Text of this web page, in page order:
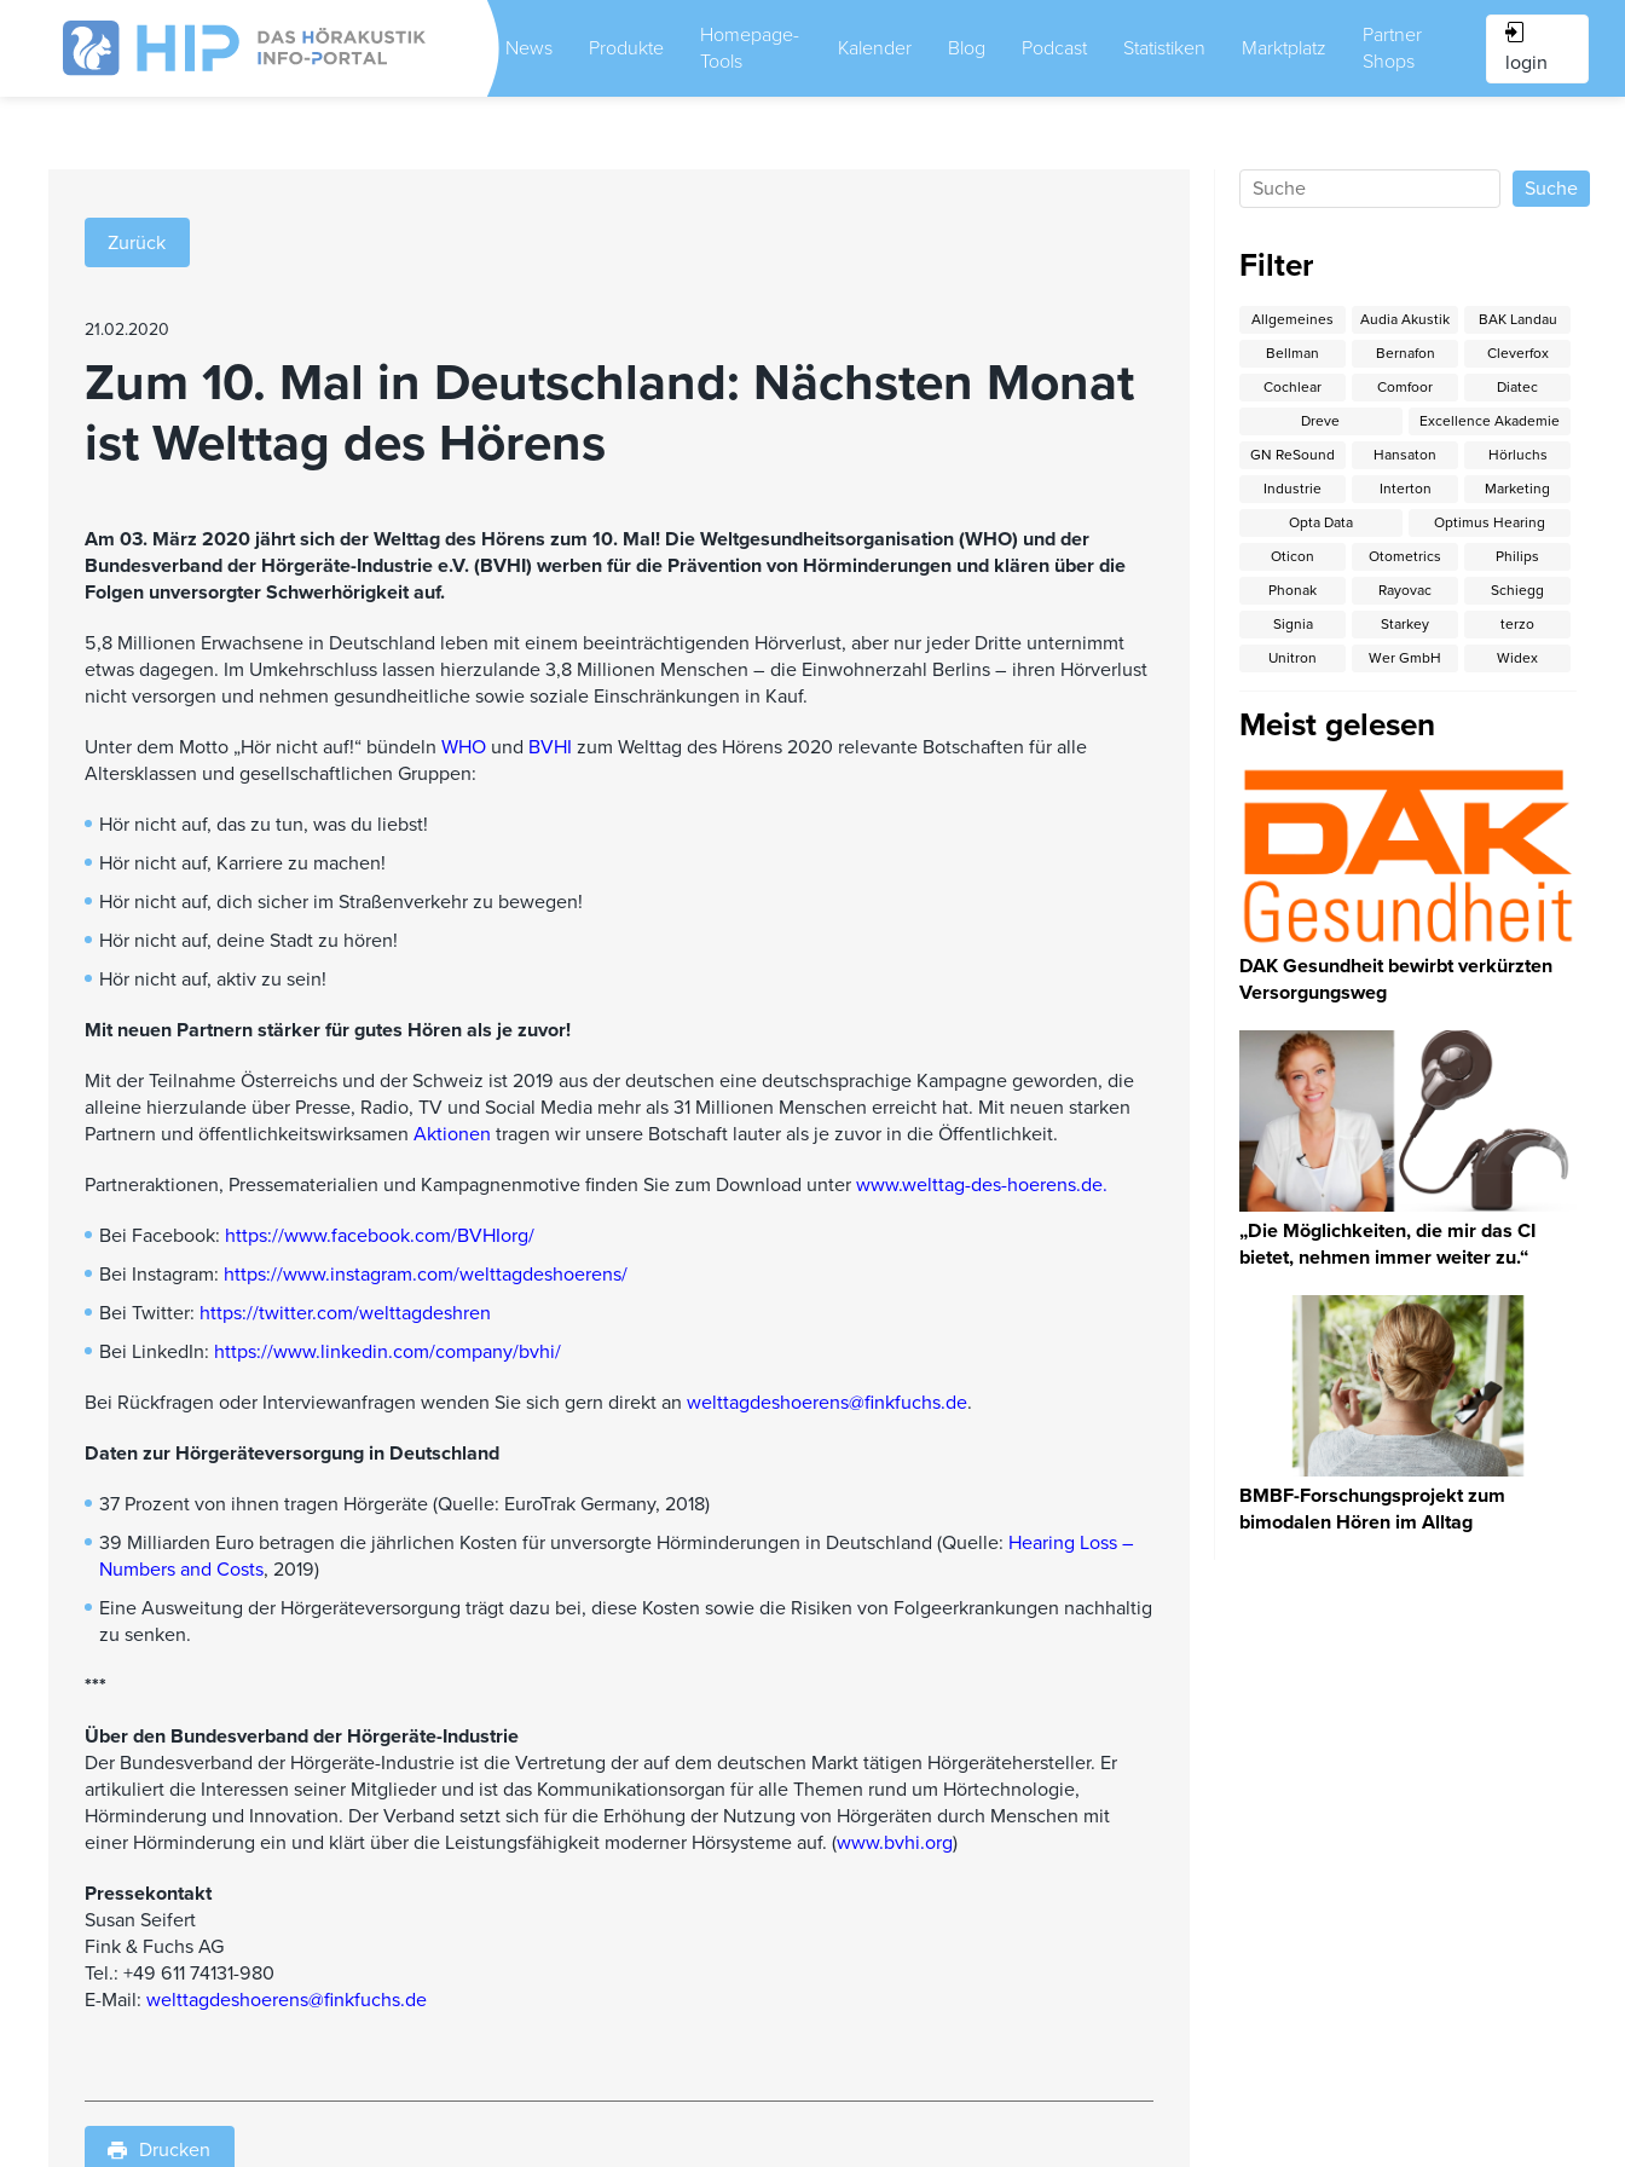
News Produkte
Homepage-
Tools
Kalender Blog Podcast Statistiken Marktplatz
Partner
Shops
login
Zurück
21.02.2020
Zum 10. Mal in Deutschland: Nächsten Monat
ist Welttag des Hörens
Am 03. März 2020 jährt sich der Welttag des Hörens zum 10. Mal! Die Weltgesundheitsorganisation (WHO) und der
Bundesverband der Hörgeräte-Industrie e.V. (BVHI) werben für die Prävention von Hörminderungen und klären über die
Folgen unversorgter Schwerhörigkeit auf.
5,8 Millionen Erwachsene in Deutschland leben mit einem beeinträchtigenden Hörverlust, aber nur jeder Dritte unternimmt
etwas dagegen. Im Umkehrschluss lassen hierzulande 3,8 Millionen Menschen – die Einwohnerzahl Berlins – ihren Hörverlust
nicht versorgen und nehmen gesundheitliche sowie soziale Einschränkungen in Kauf.
Unter dem Motto „Hör nicht auf!“ bündeln WHO und BVHI zum Welttag des Hörens 2020 relevante Botschaften für alle
Altersklassen und gesellschaftlichen Gruppen:
Hör nicht auf, das zu tun, was du liebst!
Hör nicht auf, Karriere zu machen!
Hör nicht auf, dich sicher im Straßenverkehr zu bewegen!
Hör nicht auf, deine Stadt zu hören!
Hör nicht auf, aktiv zu sein!
Mit neuen Partnern stärker für gutes Hören als je zuvor!
Mit der Teilnahme Österreichs und der Schweiz ist 2019 aus der deutschen eine deutschsprachige Kampagne geworden, die
alleine hierzulande über Presse, Radio, TV und Social Media mehr als 31 Millionen Menschen erreicht hat. Mit neuen starken
Partnern und öffentlichkeitswirksamen Aktionen tragen wir unsere Botschaft lauter als je zuvor in die Öffentlichkeit.
Partneraktionen, Pressematerialien und Kampagnenmotive finden Sie zum Download unter www.welttag-des-hoerens.de.
Bei Facebook: https://www.facebook.com/BVHIorg/
Bei Instagram: https://www.instagram.com/welttagdeshoerens/
Bei Twitter: https://twitter.com/welttagdeshren
Bei LinkedIn: https://www.linkedin.com/company/bvhi/
Bei Rückfragen oder Interviewanfragen wenden Sie sich gern direkt an welttagdeshoerens@finkfuchs.de.
Daten zur Hörgeräteversorgung in Deutschland
37 Prozent von ihnen tragen Hörgeräte (Quelle: EuroTrak Germany, 2018)
39 Milliarden Euro betragen die jährlichen Kosten für unversorgte Hörminderungen in Deutschland (Quelle: Hearing Loss –
Numbers and Costs, 2019)
Eine Ausweitung der Hörgeräteversorgung trägt dazu bei, diese Kosten sowie die Risiken von Folgeerkrankungen nachhaltig
zu senken.
***
Über den Bundesverband der Hörgeräte-Industrie
Der Bundesverband der Hörgeräte-Industrie ist die Vertretung der auf dem deutschen Markt tätigen Hörgerätehersteller. Er
artikuliert die Interessen seiner Mitglieder und ist das Kommunikationsorgan für alle Themen rund um Hörtechnologie,
Hörminderung und Innovation. Der Verband setzt sich für die Erhöhung der Nutzung von Hörgeräten durch Menschen mit
einer Hörminderung ein und klärt über die Leistungsfähigkeit moderner Hörsysteme auf. (www.bvhi.org)
Pressekontakt
Susan Seifert
Fink & Fuchs AG
Tel.: +49 611 74131-980
E-Mail: welttagdeshoerens@finkfuchs.de
Drucken
Filter
Allgemeines Audia Akustik
BAK Landau
Bellman
Bernafon
Cleverfox
Cochlear
Comfoor
Diatec
Dreve
Excellence Akademie
GN ReSound
Hansaton
Hörluchs
Industrie
Interton
Marketing
Opta Data
Optimus Hearing
Oticon
Otometrics
Philips
Phonak
Rayovac
Schiegg
Signia
Starkey
terzo
Unitron
Wer GmbH Widex
Meist gelesen
DAK Gesundheit bewirbt verkürzten
Versorgungsweg
„Die Möglichkeiten, die mir das CI
bietet, nehmen immer weiter zu.“
BMBF-Forschungsprojekt zum
bimodalen Hören im Alltag